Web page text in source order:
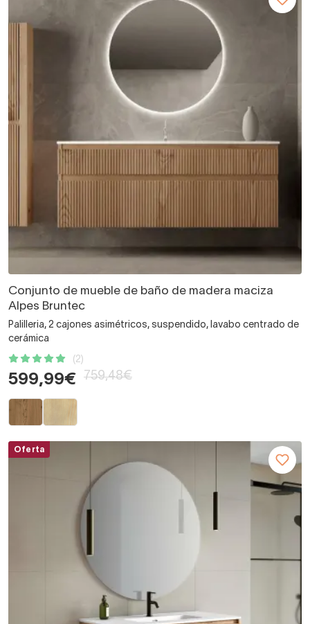
Conjunto de mueble de baño de madera maciza
Alpes Bruntec
Palilleria, 2 cajones asimétricos, suspendido, lavabo centrado de
cerámica
(2)
599,99€ 759,48€
Oferta